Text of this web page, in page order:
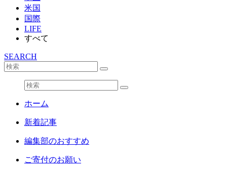
米国
国際
LIFE
すべて
SEARCH
ホーム
新着記事
編集部のおすすめ
ご寄付のお願い